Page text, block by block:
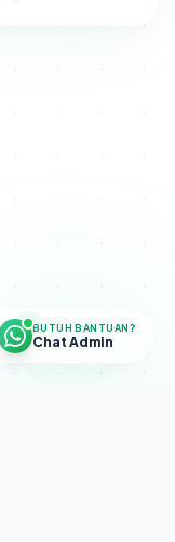
BUTUH BANTUAN?
Chat Admin